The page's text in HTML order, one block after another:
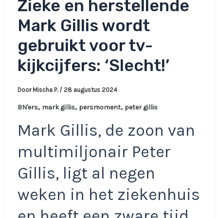
Zieke en herstellende
Mark Gillis wordt
gebruikt voor tv-
kijkcijfers: ‘Slecht!’
Door Mischa P. / 28 augustus 2024
BN'ers, mark gillis, persmoment, peter gillis
Mark Gillis, de zoon van
multimiljonair Peter
Gillis, ligt al negen
weken in het ziekenhuis